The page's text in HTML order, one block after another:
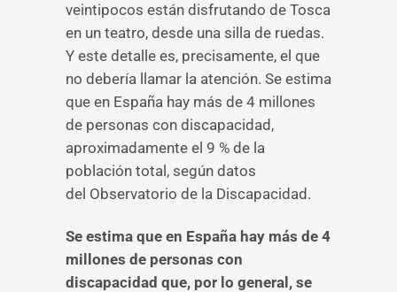
veintipocos están disfrutando de Tosca
en un teatro, desde una silla de ruedas.
Y este detalle es, precisamente, el que
no debería llamar la atención. Se estima
que en España hay más de 4 millones
de personas con discapacidad,
aproximadamente el 9 % de la
población total, según datos
del Observatorio de la Discapacidad.
Se estima que en España hay más de 4
millones de personas con
discapacidad que, por lo general, se